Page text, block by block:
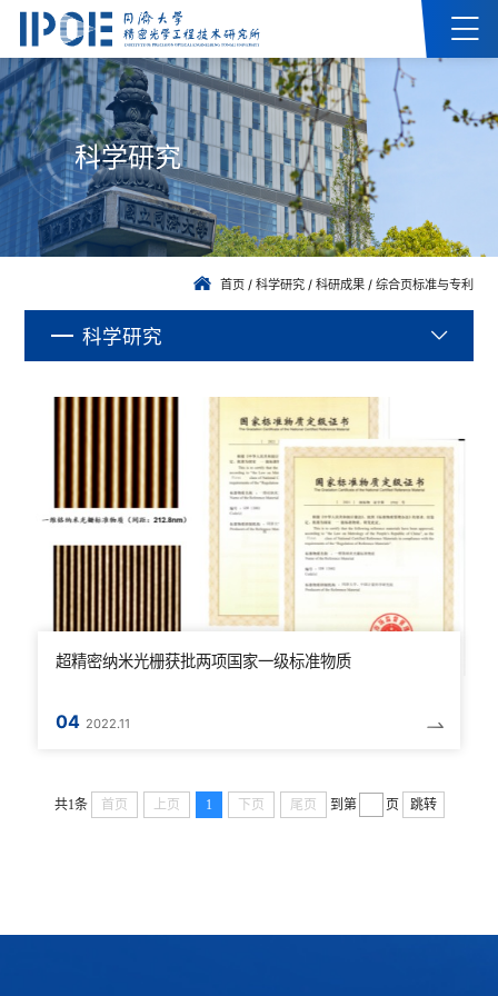
科学研究
首页/ 科学研究/ 科研成果/ 综合页标准与专利
科学研究
超精密纳米光栅获批两项国家一级标准物质
04 2022.11
共1条 首页 上页 1 下页 尾页 到第 页 跳转